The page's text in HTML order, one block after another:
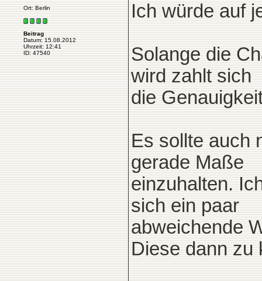
Ort: Berlin
Beitrag
Datum: 15.08.2012
Uhrzeit: 12:41
ID: 47540
Ich würde auf
Solange die
wird zahlt sich
die
Es sollte auch
gerade Maße
einzuhalten.
sich ein paar
abweichende
Diese dann zu